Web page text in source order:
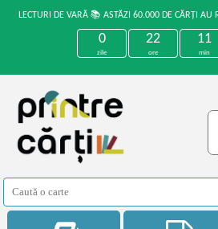
LECTURI DE VARĂ 📚 ASTĂZI 60.000 DE CĂRȚI AU
0
zile
22
ore
11
min